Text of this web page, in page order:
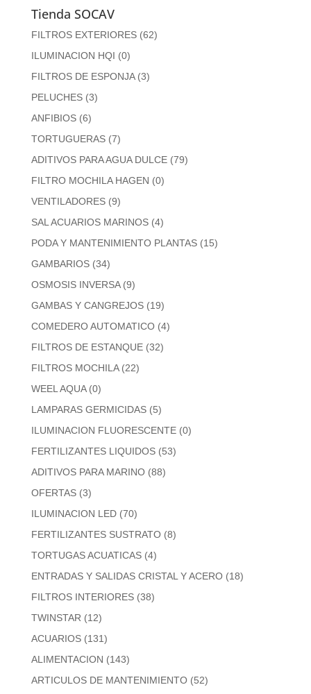
Tienda SOCAV
FILTROS EXTERIORES (62)
ILUMINACION HQI (0)
FILTROS DE ESPONJA (3)
PELUCHES (3)
ANFIBIOS (6)
TORTUGUERAS (7)
ADITIVOS PARA AGUA DULCE (79)
FILTRO MOCHILA HAGEN (0)
VENTILADORES (9)
SAL ACUARIOS MARINOS (4)
PODA Y MANTENIMIENTO PLANTAS (15)
GAMBARIOS (34)
OSMOSIS INVERSA (9)
GAMBAS Y CANGREJOS (19)
COMEDERO AUTOMATICO (4)
FILTROS DE ESTANQUE (32)
FILTROS MOCHILA (22)
WEEL AQUA (0)
LAMPARAS GERMICIDAS (5)
ILUMINACION FLUORESCENTE (0)
FERTILIZANTES LIQUIDOS (53)
ADITIVOS PARA MARINO (88)
OFERTAS (3)
ILUMINACION LED (70)
FERTILIZANTES SUSTRATO (8)
TORTUGAS ACUATICAS (4)
ENTRADAS Y SALIDAS CRISTAL Y ACERO (18)
FILTROS INTERIORES (38)
TWINSTAR (12)
ACUARIOS (131)
ALIMENTACION (143)
ARTICULOS DE MANTENIMIENTO (52)